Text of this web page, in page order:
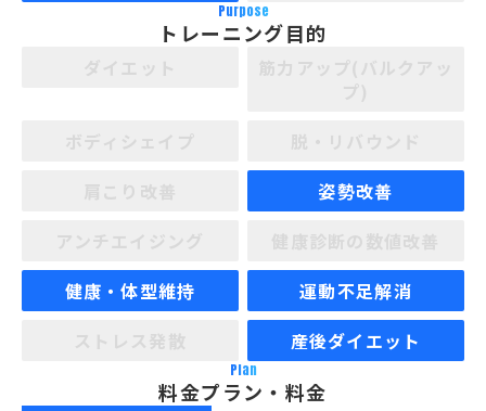
Purpose
トレーニング目的
姿勢改善
健康・体型維持
運動不足解消
産後ダイエット
Plan
料金プラン・料金